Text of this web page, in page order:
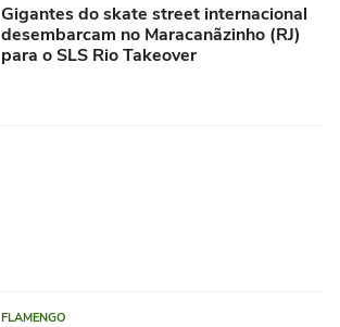
Gigantes do skate street internacional
desembarcam no Maracanãzinho (RJ)
para o SLS Rio Takeover
FLAMENGO